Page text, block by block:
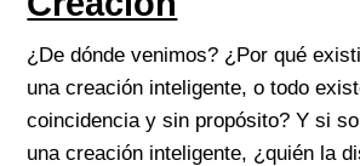
¿De dónde venimos? ¿Por qué
una creación inteligente, o todo
coincidencia y sin propósito? Y si
una creación inteligente, ¿quién la